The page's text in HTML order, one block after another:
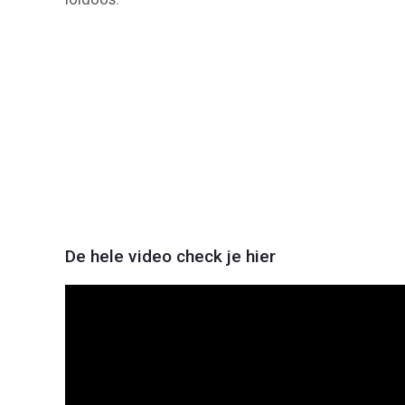
De hele video check je hier